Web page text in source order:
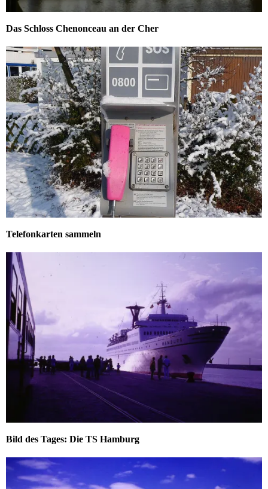
Das Schloss Chenonceau an der Cher
Telefonkarten sammeln
Bild des Tages: Die TS Hamburg